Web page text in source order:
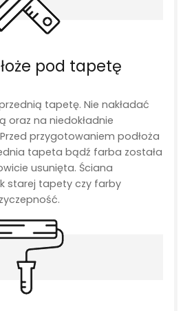
pod tapetę
tapetę. Nie nakładać
oraz na niedokładnie
przygotowaniem podłoża
tapeta bądź farba została
usunięta. Ściana
starej tapety czy farby